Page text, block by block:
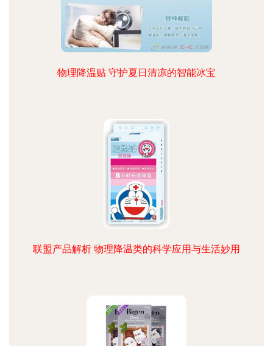
物理降温贴 守护夏日清凉的智能冰宝
联盟产品解析 物理降温类的科学应用与生活妙用